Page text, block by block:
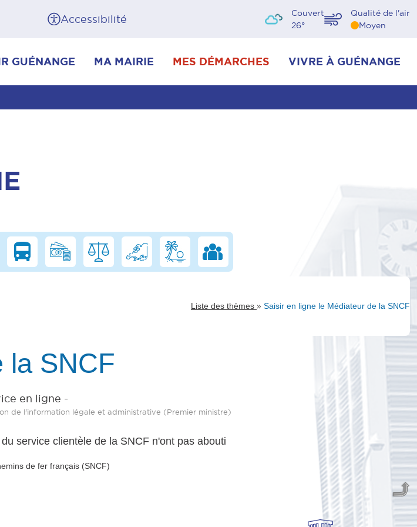
Accessibilité
Couvert
26°
Qualité de l'air
Moyen
GUÉNANGE MA MAIRIE MES DÉMARCHES VIVRE À GUÉNANGE
Liste des thèmes » Saisir en ligne le Médiateur de la SNCF
la SNCF
en ligne -
de l'information légale et administrative (Premier ministre)
service clientèle de la SNCF n'ont pas abouti
de fer français (SNCF)